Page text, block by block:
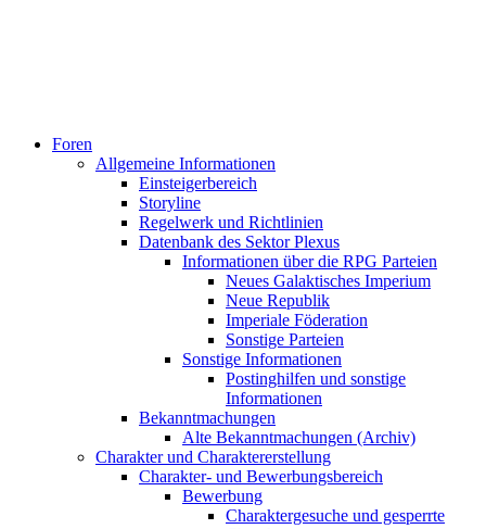
Foren
Allgemeine Informationen
Einsteigerbereich
Storyline
Regelwerk und Richtlinien
Datenbank des Sektor Plexus
Informationen über die RPG Parteien
Neues Galaktisches Imperium
Neue Republik
Imperiale Föderation
Sonstige Parteien
Sonstige Informationen
Postinghilfen und sonstige
Informationen
Bekanntmachungen
Alte Bekanntmachungen (Archiv)
Charakter und Charaktererstellung
Charakter- und Bewerbungsbereich
Bewerbung
Charaktergesuche und gesperrte